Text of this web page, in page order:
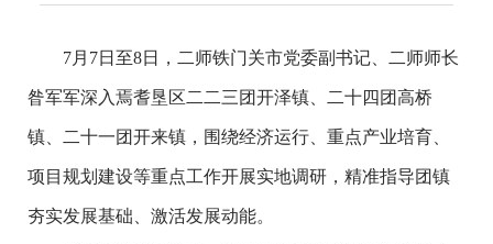
7月7日至8日，二师铁门关市党委副书记、二师师长
昝军军深入焉耆垦区二二三团开泽镇、二十四团高桥
镇、二十一团开来镇，围绕经济运行、重点产业培育、
项目规划建设等重点工作开展实地调研，精准指导团镇
夯实发展基础、激活发展动能。